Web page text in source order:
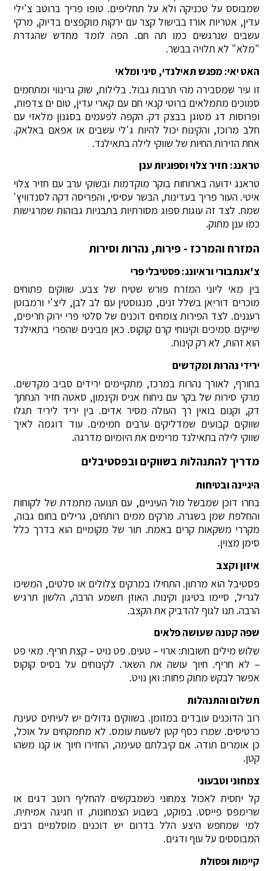
שמבוסס על טכניקה ולא על תחליפים. טופו פריך ברוטב צ'ילי
עדין, אטריות אורז בבישול קצר עם ירקות מוקפצים בדיוק, מרקי
עשבים שנרגשים כמו תה חם. הפה לומד מחדש שהגדרת
"מלא" לא תלויה בבשר.
האט יאי: מפגש תאילנדי, סיני ומלאי
זו עיר שמסבירה מהי תרבות גבול. בלילות, שוק גרינווי ומתחמים
סמוכים מתמלאים ברוטי קנאי חם עם קארי עדין, טום ים צדפות,
ופרוסות דג מטוגן בבצק דק. הקפה לפעמים בסגנון מלאזי עם
חלב מרוכז, והקינוח יכול להיות ג'לי עשבים או אפאם באלאק.
אחת הזירות החיות של שווקי לילה בתאילנד.
טראנג: חזיר צלוי וספוגיות ענן
טראנג ידועה בארוחות בוקר מוקדמות ובשוקי ערב עם חזיר צלוי
איטי. העור פריך בעדינות, הבשר עסיסי, והפריסה דקה לסנדוויץ'
שמח. לצד זה עוגות ספוג מסורתיות בתבניות גבוהות שמרגישות
כמו ענן מתוק.
המזרח והמרכז - פירות, נהרות וסירות
צ'אנתבורי וראיונג: פסטיבלי פרי
בין מאי ליוני המזרח פורש שטיח של צבע. שווקים פתוחים
מוכרים דוריאן בשלל זנים, מנגוסטין עם לב לבן, ליצ'י ורמבוטן
רעננים. לצד הפירות צומחים דוכנים של סלטי פרי ירוק חריפים,
שייקים סמיכים וקינוחי קרם קוקוס. כאן מבינים שהפרי בתאילנד
הוא זהות, לא רק קינוח.
ירידי נהרות ומקדשים
בחורף, לאורך נהרות במרכז, מתקיימים ירידים סביב מקדשים.
מרקי סירות של בקר עם ניחוח אניס וקינמון, סאטה חזיר הנחתך
דק, וקנום בואין רך העולה מסיר אדים. בין יריד ליריד תגלו
שווקים קבועים שמדליקים ערבים חמימים. עוד דוגמה לאיך
שווקי לילה בתאילנד מרימים את היומיום מדרגה.
מדריך להתנהלות בשווקים ובפסטיבלים
היגיינה ובטיחות
בחרו דוכן שמבשל מול העיניים, עם תנועה מתמדת של לקוחות
והחלפת שמן בשגרה. מרקים ממים רותחים, גרילים בחום גבוה,
מקררי משקאות קרים באמת. תור של מקומיים הוא בדרך כלל
סימן מצוין.
איזון וקצב
פסטיבל הוא מרתון. התחילו במרקים צלולים או סלטים, המשיכו
לגריל, סיימו בטיגון וקינוח. האוזן תשמע הרבה, הלשון תרגיש
הרבה. תנו לגוף להדביק את הקצב.
שפה קטנה שעושה פלאים
שלוש מילים חשובות: ארוי – טעים. פט נויט – קצת חריף. מאי פט
– לא חריף. חיוך עושה את השאר. לקינוחים על בסיס קוקוס
אפשר לבקש מתוק פחות: ואן נויט.
תשלום והתנהלות
רוב הדוכנים עובדים במזומן. בשווקים גדולים יש לעיתים טעינת
כרטיסים. שמרו כסף קטן לשעות עומס. לא מתמקחים על אוכל,
כן אומרים תודה. אם קיבלתם טעימה, החזירו חיוך או קנו משהו
קטן.
צמחוני וטבעוני
קל יחסית לאכול צמחוני כשמבקשים להחליף רוטב דגים או
שרימפס פייסט. בפוקט, בשבוע הצמחונות, זו חגיגה אמיתית.
למי שמחפש היצע הלל בדרום יש דוכנים מוסלמיים רבים
המבוססים על עוף ודגים.
קיימות ופסולת